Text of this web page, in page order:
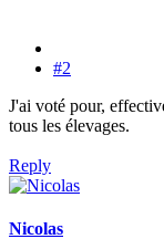
#2
J'ai voté pour,
tous les élevages.
Reply
Nicolas